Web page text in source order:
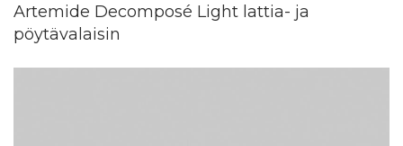
Artemide Decomposé Light lattia- ja
pöytävalaisin